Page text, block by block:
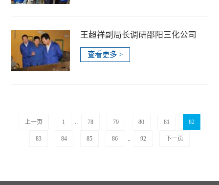
王超祥副局长调研邵阳三化公司
查看更多 >
上一页 1 .. 78 79 80 81 82
83 84 85 86 .. 92 下一页